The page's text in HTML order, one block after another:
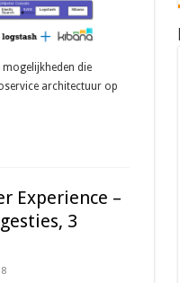
die
architectuur op
Experience –
3